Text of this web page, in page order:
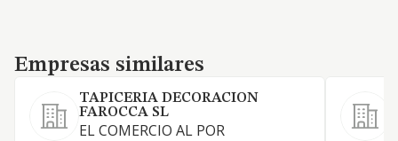
Empresas similares
Empresas similares
TAPICERIA DECORACION
FAROCCA SL
EL COMERCIO AL POR